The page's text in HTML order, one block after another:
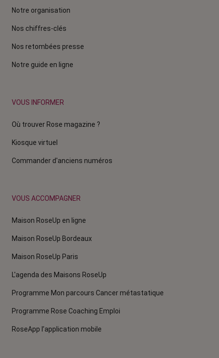
Notre organisation
Nos chiffres-clés
Nos retombées presse
Notre guide en ligne
VOUS INFORMER
Où trouver Rose magazine ?
Kiosque virtuel
Commander d'anciens numéros
VOUS ACCOMPAGNER
Maison RoseUp en ligne
Maison RoseUp Bordeaux
Maison RoseUp Paris
L'agenda des Maisons RoseUp
Programme Mon parcours Cancer métastatique
Programme Rose Coaching Emploi
RoseApp l’application mobile